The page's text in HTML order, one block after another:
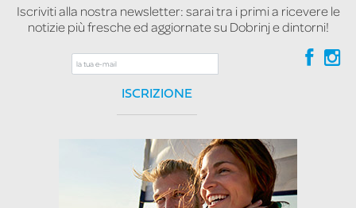
Iscriviti alla nostra newsletter: sarai tra i primi a ricevere le
notizie più fresche ed aggiornate su Dobrinj e dintorni!